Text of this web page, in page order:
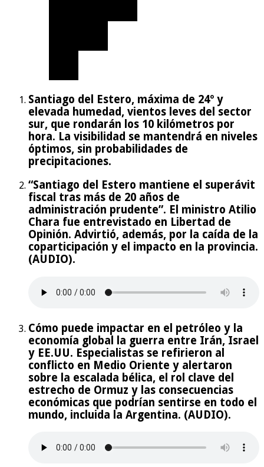
Santiago del Estero, máxima de 24º y
elevada humedad, vientos leves del sector
sur, que rondarán los 10 kilómetros por
hora. La visibilidad se mantendrá en niveles
óptimos, sin probabilidades de
precipitaciones.
“Santiago del Estero mantiene el superávit
fiscal tras más de 20 años de
administración prudente”. El ministro Atilio
Chara fue entrevistado en Libertad de
Opinión. Advirtió, además, por la caída de la
coparticipación y el impacto en la provincia.
(AUDIO).
Cómo puede impactar en el petróleo y la
economía global la guerra entre Irán, Israel
y EE.UU. Especialistas se refirieron al
conflicto en Medio Oriente y alertaron
sobre la escalada bélica, el rol clave del
estrecho de Ormuz y las consecuencias
económicas que podrían sentirse en todo el
mundo, incluida la Argentina. (AUDIO).